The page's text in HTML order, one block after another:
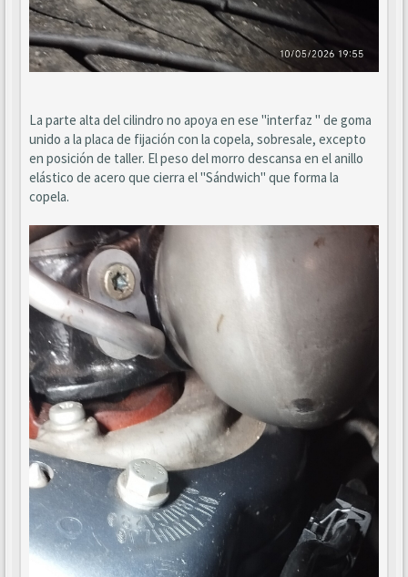
La parte alta del cilindro no apoya en ese "interfaz " de goma
unido a la placa de fijación con la copela, sobresale, excepto
en posición de taller. El peso del morro descansa en el anillo
elástico de acero que cierra el "Sándwich" que forma la
copela.